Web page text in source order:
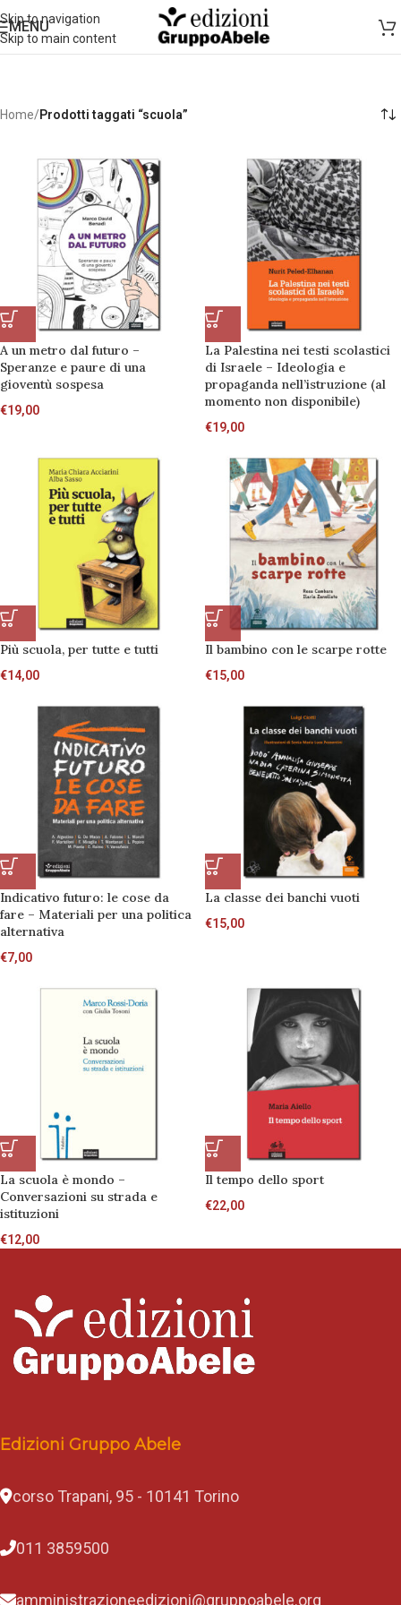
Skip to navigation
Skip to main content
MENU
Home/Prodotti taggati “scuola”
A un metro dal futuro –
Speranze e paure di una
gioventù sospesa
€19,00
La Palestina nei testi scolastici
di Israele – Ideologia e
propaganda nell’istruzione (al
momento non disponibile)
€19,00
Più scuola, per tutte e tutti
€14,00
Il bambino con le scarpe rotte
€15,00
Indicativo futuro: le cose da
fare – Materiali per una politica
alternativa
€7,00
La classe dei banchi vuoti
€15,00
La scuola è mondo –
Conversazioni su strada e
istituzioni
€12,00
Il tempo dello sport
€22,00
Edizioni Gruppo Abele
corso Trapani, 95 - 10141 Torino
011 3859500
amministrazioneedizioni@gruppoabele.org